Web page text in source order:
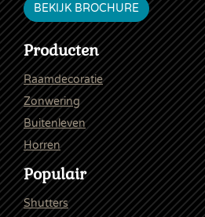
BEKIJK BROCHURE
Producten
Raamdecoratie
Zonwering
Buitenleven
Horren
Populair
Shutters